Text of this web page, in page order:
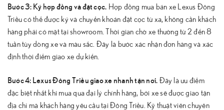
Bước 3: Ký hợp đồng và đặt cọc. Hợp đồng mua bán xe Lexus Đông
Triều có thể được ký và chuyển khoản đặt cọc từ xa, không cần khách
hàng phải có mặt tại showroom. Thời gian chờ xe thường từ 2 đến 8
tuần tùy dòng xe và màu sắc. Đây là bước xác nhận đơn hàng và xác
định thời điểm giao xe dự kiến.
Bước 4: Lexus Đông Triều giao xe nhanh tận nơi. Đây là ưu điểm
đặc biệt nhất khi mua qua đại lý chính hãng, bởi xe sẽ được giao tận
địa chỉ mà khách hàng yêu cầu tại Đông Triều. Kỹ thuật viên chuyên